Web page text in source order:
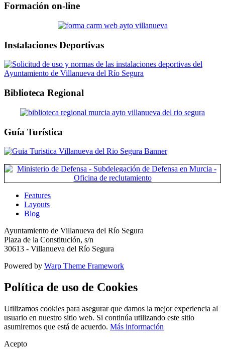
Formación on-line
Instalaciones Deportivas
Biblioteca Regional
Guía Turística
Features
Layouts
Blog
Ayuntamiento de Villanueva del Río Segura
Plaza de la Constitución, s/n
30613 - Villanueva del Río Segura
Powered by Warp Theme Framework
Política de uso de Cookies
Utilizamos cookies para asegurar que damos la mejor experiencia al
usuario en nuestro sitio web. Si continúa utilizando este sitio
asumiremos que está de acuerdo. Más información
Acepto